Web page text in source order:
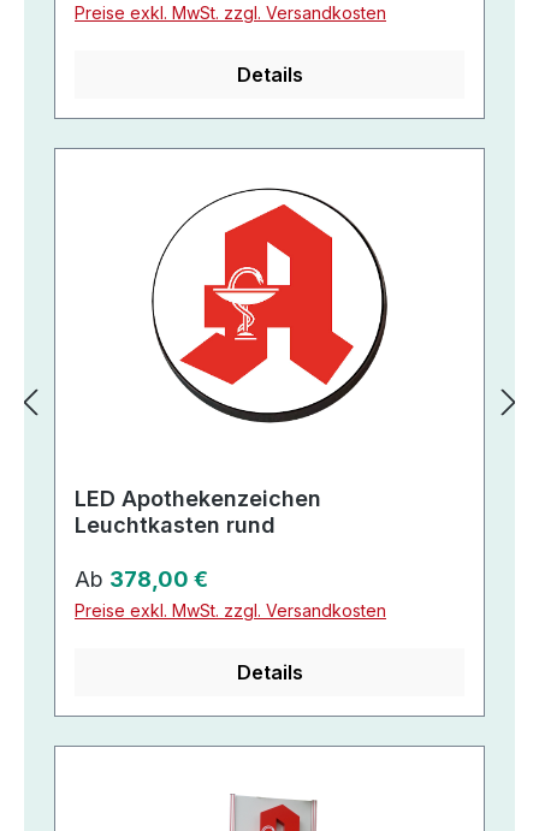
Preise exkl. MwSt. zzgl. Versandkosten
Details
LED Apothekenzeichen
Leuchtkasten rund
Regulärer Preis:
Ab 378,00 €
Preise exkl. MwSt. zzgl. Versandkosten
Details